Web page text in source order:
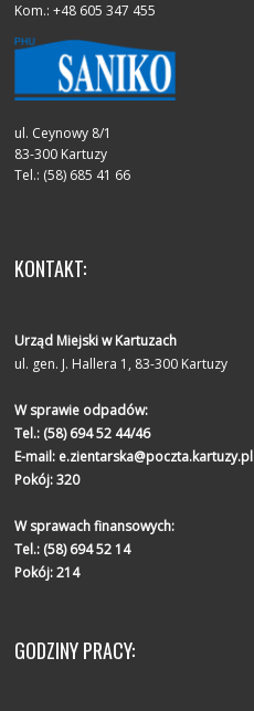
Kom.: +48 605 347 455
ul. Ceynowy 8/1
83-300 Kartuzy
Tel.: (58) 685 41 66
KONTAKT:
Urząd Miejski w Kartuzach
ul. gen. J. Hallera 1, 83-300 Kartuzy
W sprawie odpadów:
Tel.: (58) 694 52 44/46
E-mail: e.zientarska@poczta.kartuzy.pl
Pokój: 320
W sprawach finansowych:
Tel.: (58) 694 52 14
Pokój: 214
GODZINY PRACY: